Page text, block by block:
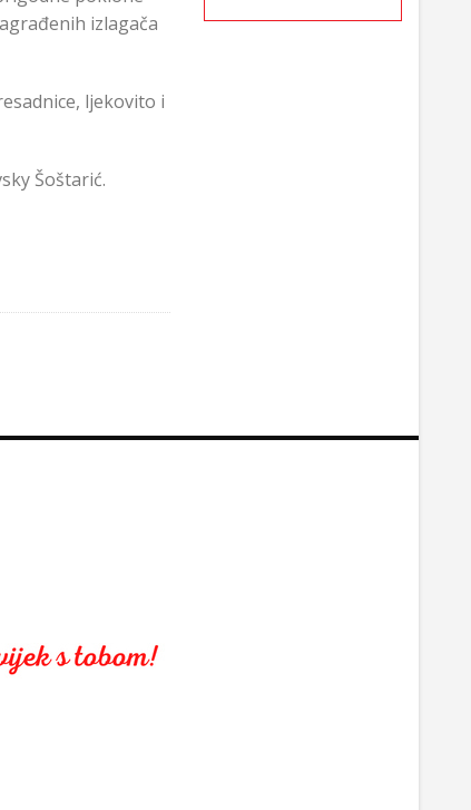
izlagača
ljekovito i
Šoštarić.